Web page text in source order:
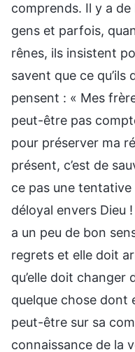
comprends. Il y a
gens et parfois,
rênes, ils insistent
savent que ce
pensent : « Mes
peut-être pas
pour préserver ma
présent, c’est de
ce pas une tentative
déloyal envers Dieu !
a un peu de bon
regrets et elle doit
qu’elle doit changer
quelque chose dont
peut-être sur sa
connaissance de la